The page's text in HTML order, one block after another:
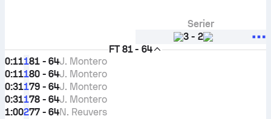
Serier
3 - 2
FT 81 - 64
0:11181 - 64J. Montero
0:11180 - 64J. Montero
0:31179 - 64J. Montero
0:31178 - 64J. Montero
1:00277 - 64N. Reuvers